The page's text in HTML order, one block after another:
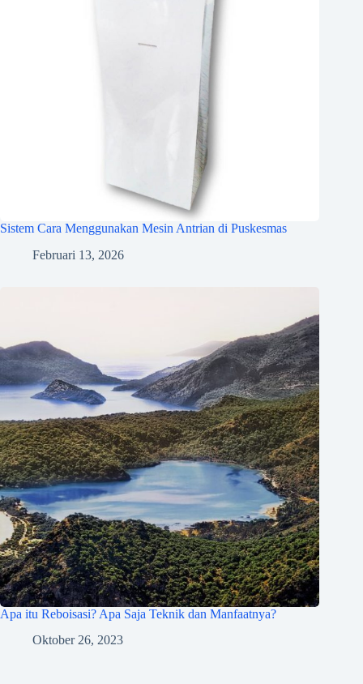
Sistem Cara Menggunakan Mesin Antrian di Puskesmas
Februari 13, 2026
Apa itu Reboisasi? Apa Saja Teknik dan Manfaatnya?
Oktober 26, 2023